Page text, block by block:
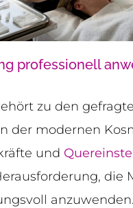
professionell
zu den
der modernen
und
die